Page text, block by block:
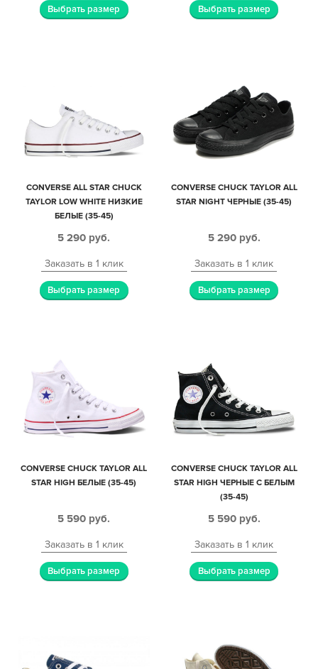
Выбрать размер Выбрать размер
CONVERSE ALL STAR CHUCK
TAYLOR LOW WHITE НИЗКИЕ
БЕЛЫЕ (35-45)
5 290 руб.
Заказать в 1 клик
Выбрать размер
CONVERSE CHUCK TAYLOR ALL
STAR NIGHT ЧЕРНЫЕ (35-45)
5 290 руб.
Заказать в 1 клик
Выбрать размер
CONVERSE CHUCK TAYLOR ALL
STAR HIGH БЕЛЫЕ (35-45)
5 590 руб.
Заказать в 1 клик
Выбрать размер
CONVERSE CHUCK TAYLOR ALL
STAR HIGH ЧЕРНЫЕ С БЕЛЫМ
(35-45)
5 590 руб.
Заказать в 1 клик
Выбрать размер